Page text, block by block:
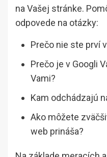
na Vašej stránke.
odpovede na otázky:
Prečo nie ste prví
Prečo je v Googli
Vami?
Kam odchádzajú
Ako môžete
web prináša?